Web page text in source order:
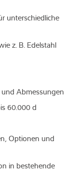
unterschiedliche
z. B. Edelstahl
Abmessungen
60.000 d
Optionen und
in bestehende